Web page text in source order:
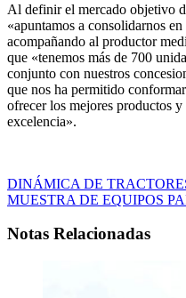
Al definir el mercado objetivo
«apuntamos a consolidarnos
acompañando al productor
que «tenemos más de 700
conjunto con nuestros
que nos ha permitido
ofrecer los mejores productos
excelencia».
DINÁMICA DE
MUESTRA DE EQUIPOS
Notas Relacionadas